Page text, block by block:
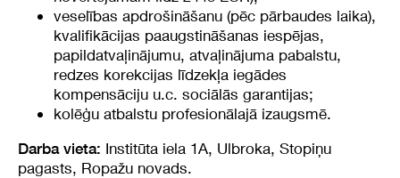
veselības apdrošināšanu (pēc pārbaudes laika),
kvalifikācijas paaugstināšanas iespējas,
papildatvaļinājumu, atvaļinājuma pabalstu,
redzes korekcijas līdzekļa iegādes
kompensāciju u.c. sociālās garantijas;
kolēģu atbalstu profesionālajā izaugsmē.
Darba vieta: Institūta iela 1A, Ulbroka, Stopiņu
pagasts, Ropažu novads.